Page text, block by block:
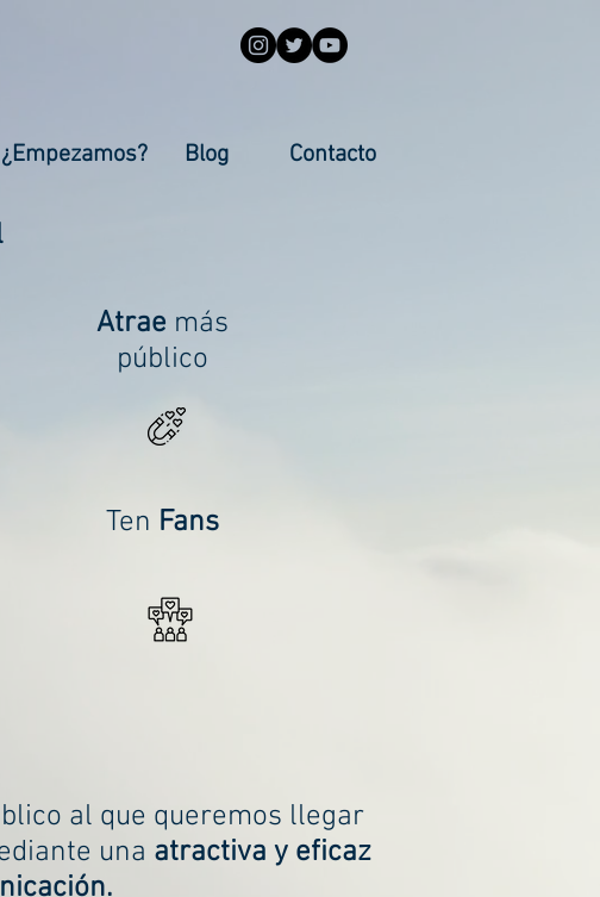
¿Empezamos? Blog Contacto
Atrae más
público
Ten Fans
al que queremos llegar
una atractiva y eficaz